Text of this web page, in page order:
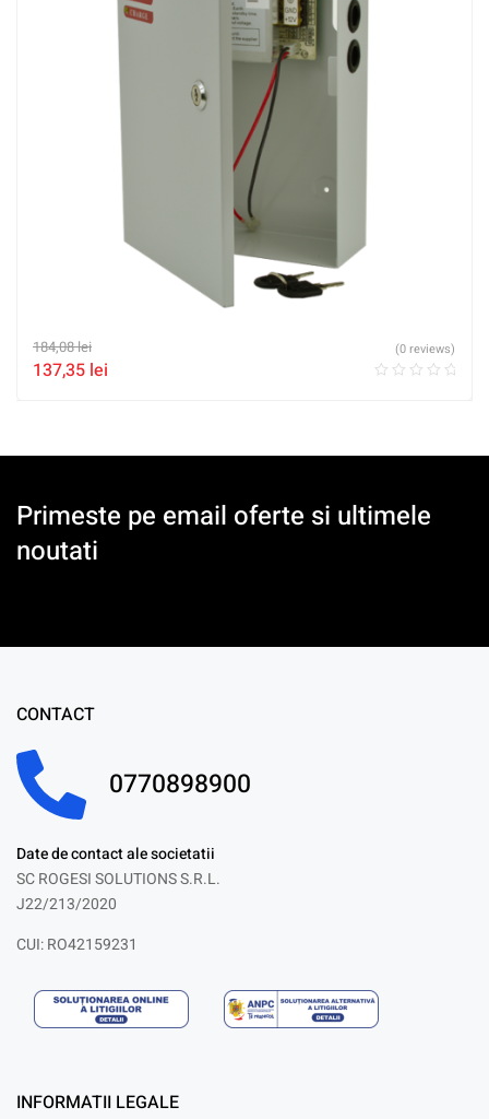
184,08lei
137,35 lei
(0 reviews)
Primeste pe email oferte si ultimele
noutati
CONTACT
0770898900
Date de contact ale societatii
SC ROGESI SOLUTIONS S.R.L.
J22/213/2020
CUI: RO42159231
INFORMATII LEGALE